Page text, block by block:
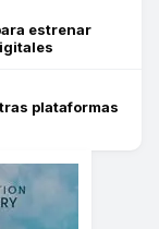
estrenar
plataformas